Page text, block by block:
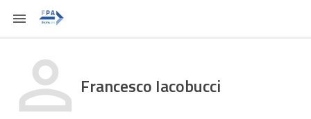
Francesco Iacobucci